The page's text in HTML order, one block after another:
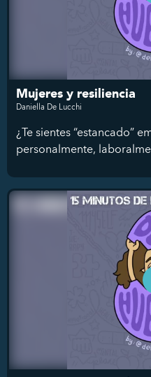
Mujeres y resiliencia
Daniella De Lucchi
¿Te sientes “estancado”
personalmente,